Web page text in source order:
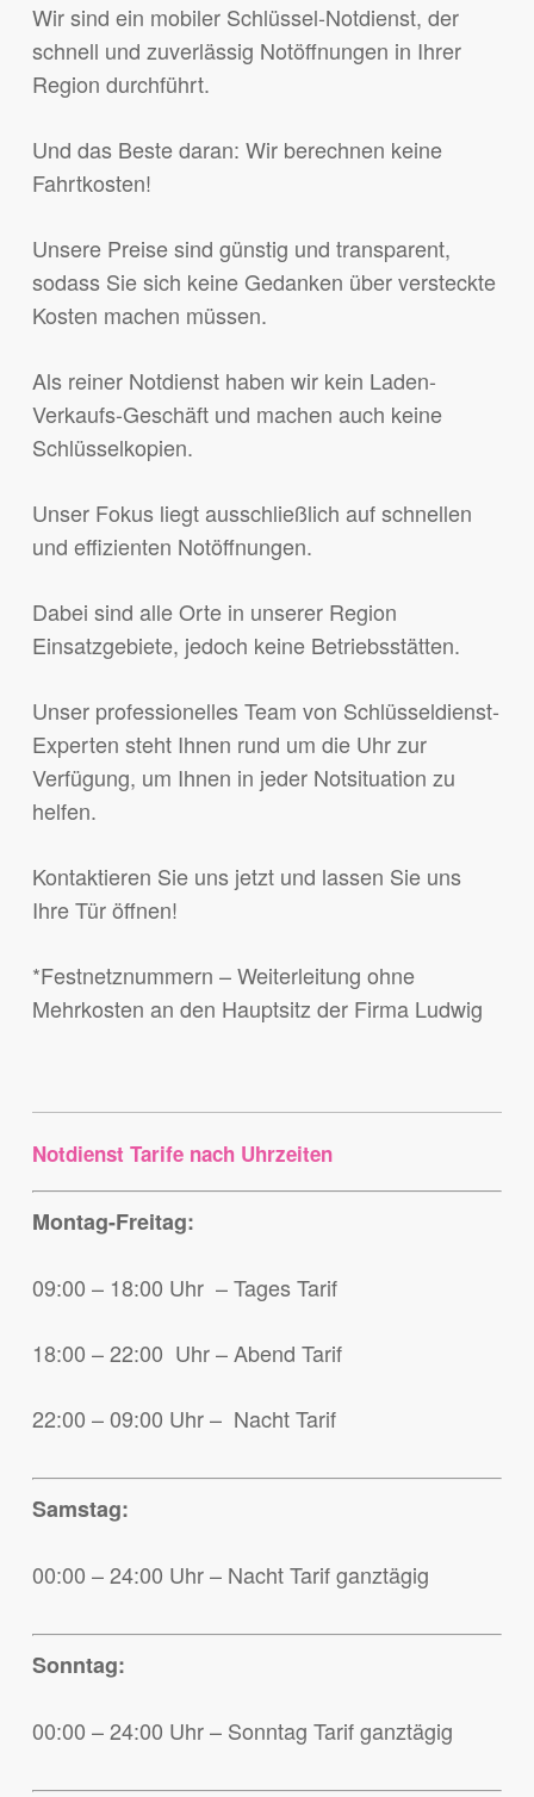
Wir sind ein mobiler Schlüssel-Notdienst, der
schnell und zuverlässig Notöffnungen in Ihrer
Region durchführt.
Und das Beste daran: Wir berechnen keine
Fahrtkosten!
Unsere Preise sind günstig und transparent,
sodass Sie sich keine Gedanken über versteckte
Kosten machen müssen.
Als reiner Notdienst haben wir kein Laden-
Verkaufs-Geschäft und machen auch keine
Schlüsselkopien.
Unser Fokus liegt ausschließlich auf schnellen
und effizienten Notöffnungen.
Dabei sind alle Orte in unserer Region
Einsatzgebiete, jedoch keine Betriebsstätten.
Unser professionelles Team von Schlüsseldienst-
Experten steht Ihnen rund um die Uhr zur
Verfügung, um Ihnen in jeder Notsituation zu
helfen.
Kontaktieren Sie uns jetzt und lassen Sie uns
Ihre Tür öffnen!
*Festnetznummern – Weiterleitung ohne
Mehrkosten an den Hauptsitz der Firma Ludwig
Notdienst Tarife nach Uhrzeiten
Montag-Freitag:
09:00 – 18:00 Uhr – Tages Tarif
18:00 – 22:00 Uhr – Abend Tarif
22:00 – 09:00 Uhr – Nacht Tarif
Samstag:
00:00 – 24:00 Uhr – Nacht Tarif ganztägig
Sonntag:
00:00 – 24:00 Uhr – Sonntag Tarif ganztägig